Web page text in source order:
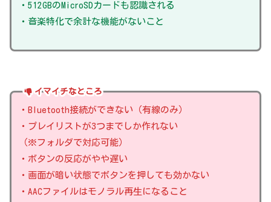
・512GBのMicroSDカードも認識される
・音楽特化で余計な機能がないこと
イマイチなところ
・Bluetooth接続ができない（有線のみ）
・プレイリストが3つまでしか作れない
（※フォルダで対応可能）
・ボタンの反応がやや遅い
・画面が暗い状態でボタンを押しても効かない
・AACファイルはモノラル再生になること